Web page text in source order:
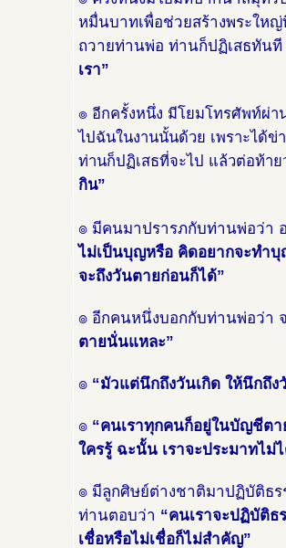
หมื่นบาทเพื่อช่วยสร้างพระให
ถวายท่านพ่อ ท่านก็ปฏิเสธทัน
เรา”
๏ อีกครั้งหนึ่ง มีโยมโทรศัพท์ผ่
ไปฉันในงานนั้นด้วย เพราะได้
ท่านก็ปฏิเสธที่จะไป แล้วต่อท้า
กิน”
๏ มีคนมาปรารภกับท่านพ่อว่า
ไม่เป็นบุญหรือ คิดอยากจะทำบุ
จะถึงวันตายก่อนก็ได้”
๏ อีกคนหนึ่งบอกกับท่านพ่อว่า
ตายนั่นแหละ”
๏ “มัวแต่นึกถึงวันเกิด ให้นึกถึง
๏ “คนเราทุกคนก็อยู่ในบัญชีตา
ใครรู้ ฉะนั้น เราจะประมาทไม่
๏ มีลูกศิษย์ต่างชาติมาปฏิบัติธร
ท่านตอบว่า “คนเราจะปฏิบัติธ
เชื่อหรือไม่เชื่อก็ไม่สำคัญ”